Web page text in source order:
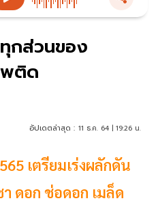
กส่วนของ
พติด
อัปเดตล่าสุด : 11 ธ.ค. 64 | 19:26 น.
เตรียมเร่งผลักดัน
ดอก ช่อดอก เมล็ด